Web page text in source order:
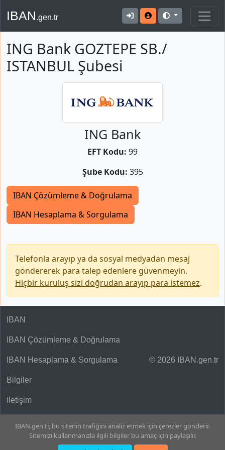
IBAN.gen.tr
ING Bank GOZTEPE SB./
ISTANBUL Şubesi
ING Bank
EFT Kodu: 99
Şube Kodu: 395
IBAN Çözümleme & Doğrulama
IBAN Hesaplama & Sorgulama
Telefonla arayıp ya da sosyal medyadan mesaj
göndererek para talep edenlere güvenmeyin.
Hiçbir kuruluş sizi doğrudan arayıp para istemez.
© 2026 IBAN.gen.tr
IBAN
IBAN Çözümleme & Doğrulama
IBAN Hesaplama & Sorgulama
Bilgiler
İletişim
IBAN.gen.tr, bu sitenin trafiğini analiz etmek için çerezler gönderir.
Sitemizi kullanmanızla ilgili bilgiler bu amaç için paylaşılır.